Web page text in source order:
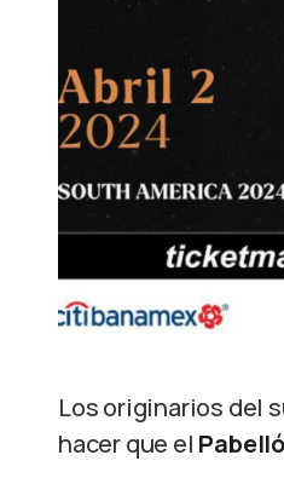
Los originarios del
hacer que el